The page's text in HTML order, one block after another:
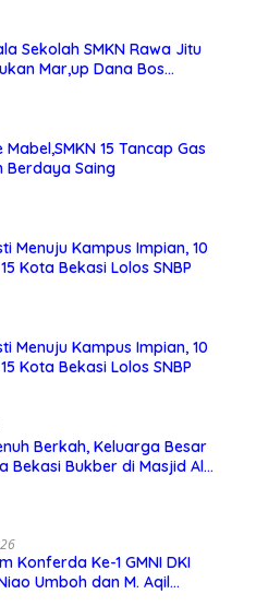
Sekolah SMKN Rawa Jitu
Mar,up Dana Bos
15 Tancap Gas
Berdaya Saing
Menuju Kampus Impian, 10
Kota Bekasi Lolos SNBP
Menuju Kampus Impian, 10
Kota Bekasi Lolos SNBP
Berkah, Keluarga Besar
Bekasi Bukber di Masjid Al
Konferda Ke-1 GMNI DKI
Umboh dan M. Aqil